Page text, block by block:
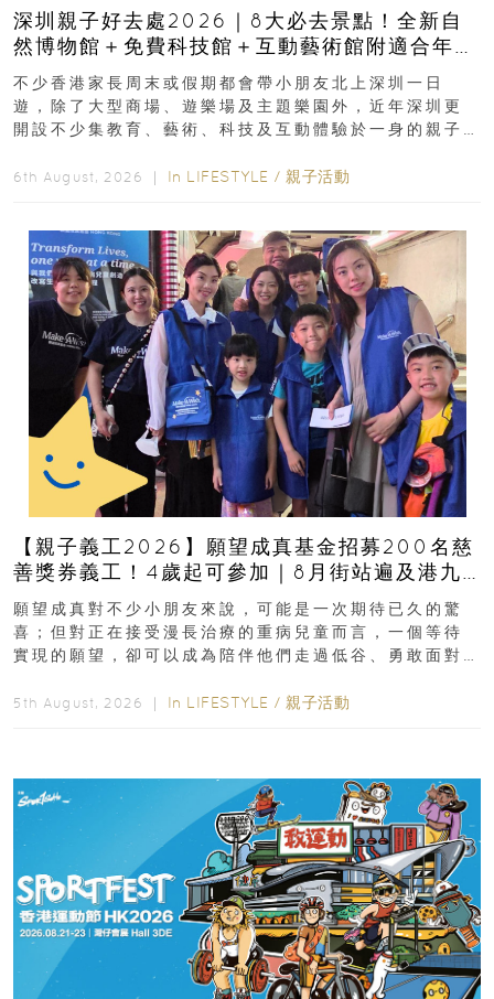
深圳親子好去處2026｜8大必去景點！全新自
然博物館＋免費科技館＋互動藝術館附適合年
齡、交通、門票、開放時間
不少香港家長周末或假期都會帶小朋友北上深圳一日
遊，除了大型商場、遊樂場及主題樂園外，近年深圳更
開設不少集教育、藝術、科技及互動體驗於一身的親子
6th August, 2026 ｜ In LIFESTYLE / 親子活動
【親子義工2026】願望成真基金招募200名慈
善獎券義工！4歲起可參加｜8月街站遍及港九
新界
願望成真對不少小朋友來說，可能是一次期待已久的驚
喜；但對正在接受漫長治療的重病兒童而言，一個等待
實現的願望，卻可以成為陪伴他們走過低谷、勇敢面對
5th August, 2026 ｜ In LIFESTYLE / 親子活動